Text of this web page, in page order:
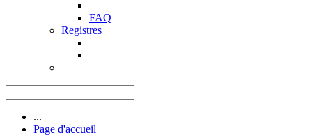
FAQ
Registres
...
Page d'accueil